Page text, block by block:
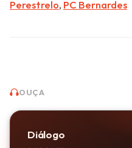
Perestrelo, PC Bernardes
OUÇA
Diálogo